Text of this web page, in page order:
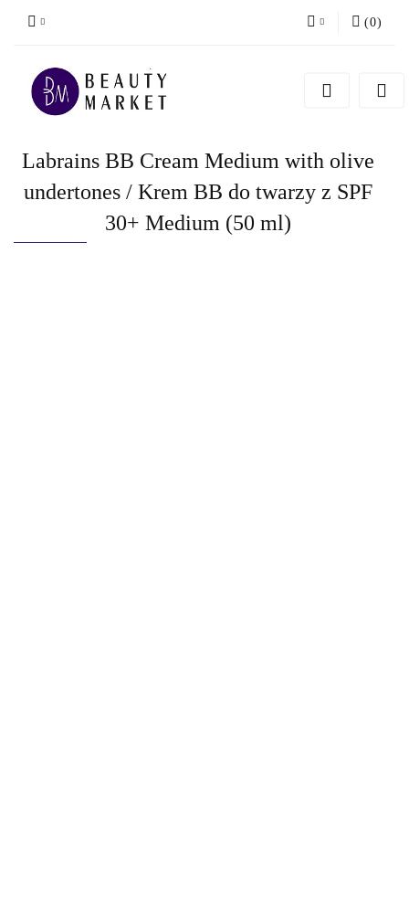
Zarejestruj się
(0)
Labrains BB Cream Medium with olive
undertones / Krem BB do twarzy z SPF
30+ Medium (50 ml)